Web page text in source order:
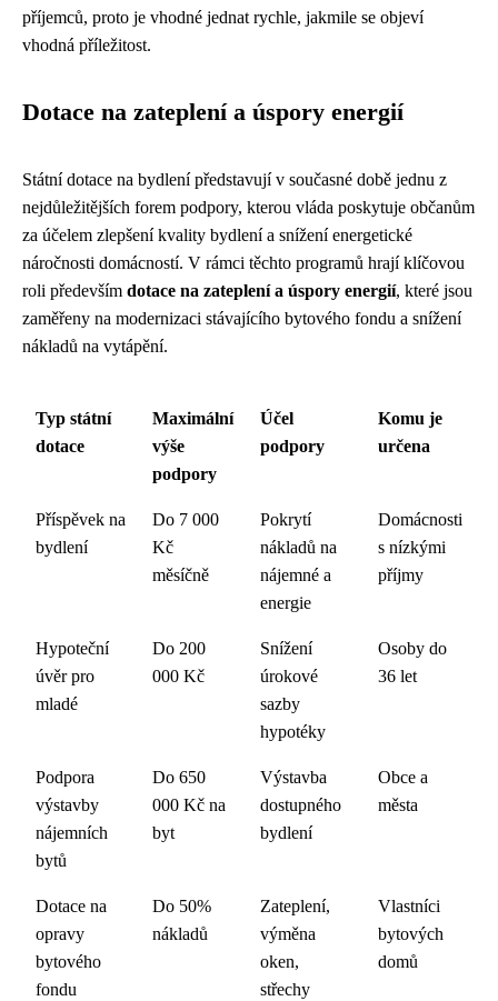
příjemců, proto je vhodné jednat rychle, jakmile se objeví
vhodná příležitost.
Dotace na zateplení a úspory energií
Státní dotace na bydlení představují v současné době jednu z
nejdůležitějších forem podpory, kterou vláda poskytuje občanům
za účelem zlepšení kvality bydlení a snížení energetické
náročnosti domácností. V rámci těchto programů hrají klíčovou
roli především dotace na zateplení a úspory energií, které jsou
zaměřeny na modernizaci stávajícího bytového fondu a snížení
nákladů na vytápění.
Typ státní
dotace
Maximální
výše
podpory
Účel
podpory
Komu je
určena
Příspěvek na
bydlení
Do 7 000
Kč
měsíčně
Pokrytí
nákladů na
nájemné a
energie
Domácnosti
s nízkými
příjmy
Hypoteční
úvěr pro
mladé
Do 200
000 Kč
Snížení
úrokové
sazby
hypotéky
Osoby do
36 let
Podpora
výstavby
nájemních
bytů
Do 650
000 Kč na
byt
Výstavba
dostupného
bydlení
Obce a
města
Dotace na
opravy
bytového
fondu
Do 50%
nákladů
Zateplení,
výměna
oken,
střechy
Vlastníci
bytových
domů